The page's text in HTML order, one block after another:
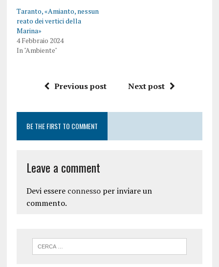
Taranto, «Amianto, nessun
reato dei vertici della
Marina»
4 Febbraio 2024
In "Ambiente"
Previous post Next post
BE THE FIRST TO COMMENT
Leave a comment
Devi essere connessoper inviare un
commento.